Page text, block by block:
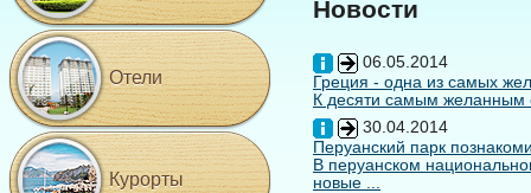
Новости
06.05.2014
Греция - одна из самых
К десяти самым желанным
30.04.2014
Перуанский парк
В перуанском
новые ...
Отели
Курорты